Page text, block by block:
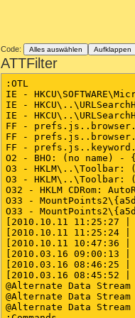
"FirewallOverride" = 0
64bit:
========== Firewall
"EnableFirewall" = 1
"EnableFirewall" = 1
"DisableNotifications"
"EnableFirewall" = 1
==========
SRV:64bit: - (AMD
SRV:64bit:
SRV:64bit: -
SRV:
SRV:
64bit: -
SRV:
64bit: -
SRV:
64bit: -
SRV:
64bit: -
SRV - (Apple Mobile
SRV -
SRV - (ICQ Service)
SRV -
SRV -
SRV - (ASLDRService)
SRV - (fsssvc) --
========== Driver
DRV:64bit: - (avipbb) --
DRV:64bit: - (avgntflt)
DRV:64bit: - (tmxpflt)
DRV:64bit: - (tmpreflt)
DRV:64bit: - (vsapint)
DRV:64bit: - (ETD) --
Code: Alles auswählen Aufklappen
ATTFilter
:OTL
IE -
IE -
IE -
FF -
FF -
FF -
O2 - BHO: (no name) -
O3 - HKLM\..\Toolbar:
O3 - HKLM\..\Toolbar:
O32 - HKLM CDRom:
O33 -
O33 -
[2010.10.11
[2010.10.11
[2010.10.11 10:47:36
[2010.03.16 09:00:13
[2010.03.16 08:46:25 |
[2010.03.16 08:45:52 |
@Alternate Data
@Alternate Data
@Alternate Data